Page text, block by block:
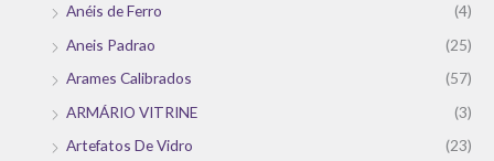
Anéis de Ferro
(4)
Aneis Padrao
(25)
Arames Calibrados
(57)
ARMÁRIO VITRINE
(3)
Artefatos De Vidro
(23)